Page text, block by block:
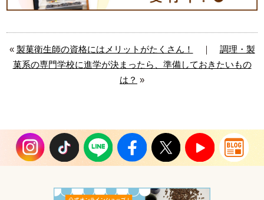
« 製菓衛生師の資格にはメリットがたくさん！
調理・製
菓系の専門学校に進学が決まったら、準備しておきたいもの
は？ »